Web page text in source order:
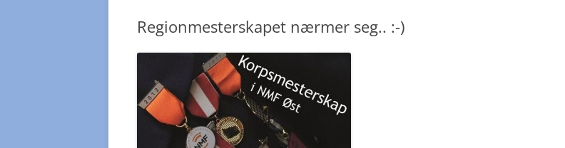
Regionmesterskapet nærmer seg.. :-)